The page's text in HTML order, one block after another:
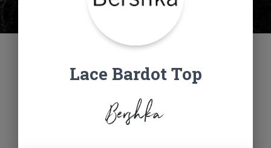
Lace Bardot Top
Bershka